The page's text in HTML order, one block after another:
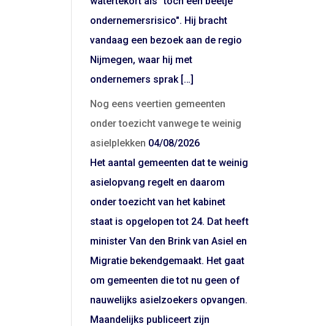
ondernemersrisico". Hij bracht
vandaag een bezoek aan de regio
Nijmegen, waar hij met
ondernemers sprak […]
Nog eens veertien gemeenten
onder toezicht vanwege te weinig
asielplekken 04/08/2026
Het aantal gemeenten dat te weinig
asielopvang regelt en daarom
onder toezicht van het kabinet
staat is opgelopen tot 24. Dat heeft
minister Van den Brink van Asiel en
Migratie bekendgemaakt. Het gaat
om gemeenten die tot nu geen of
nauwelijks asielzoekers opvangen.
Maandelijks publiceert zijn